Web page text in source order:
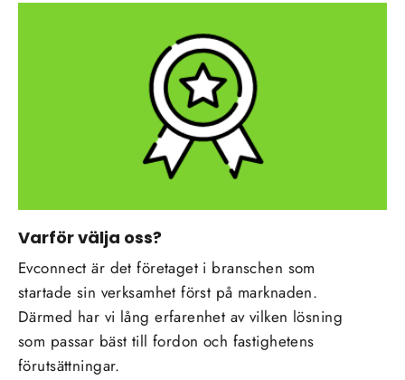
Varför välja oss?
Evconnect är det företaget i branschen som
startade sin verksamhet först på marknaden.
Därmed har vi lång erfarenhet av vilken lösning
som passar bäst till fordon och fastighetens
förutsättningar.